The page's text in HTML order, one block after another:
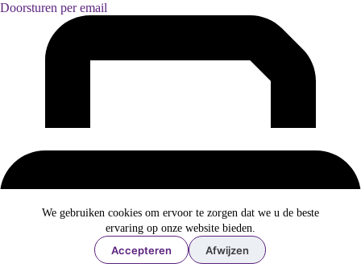
We gebruiken cookies om ervoor te zorgen dat we u de beste
ervaring op onze website bieden.
Accepteren Afwijzen
Doorsturen per email